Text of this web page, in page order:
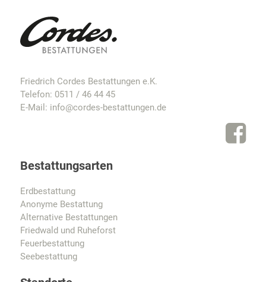
Friedrich Cordes Bestattungen e.K.
Telefon: 0511 / 46 44 45
E-Mail: info@cordes-bestattungen.de
Bestattungsarten
Erdbestattung
Anonyme Bestattung
Alternative Bestattungen
Friedwald und Ruheforst
Feuerbestattung
Seebestattung